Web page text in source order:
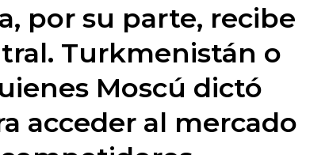
por su parte, recibe
Turkmenistán o
Moscú dictó
acceder al mercado